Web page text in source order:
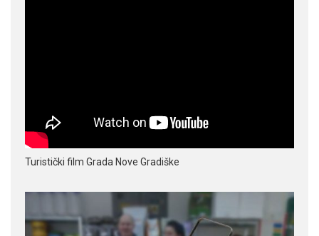
Turistički film Grada Nove Gradiške